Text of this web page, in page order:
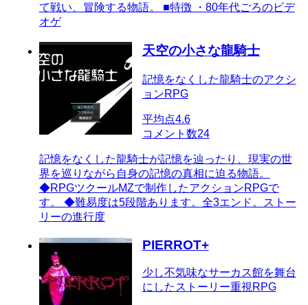
て戦い、冒険する物語。 ■特徴 ・80年代ごろのビデ
オゲ
天空の小さな龍騎士
記憶をなくした龍騎士のアクシ
ョンRPG
平均点4.6
コメント数24
記憶をなくした龍騎士が記憶を辿ったり、現実の世
界を巡りながら自身の記憶の真相に迫る物語。
◆RPGツクールMZで制作したアクションRPGで
す。 ◆難易度は5段階あります。全3エンド。ストー
リーの進行度
PIERROT+
少し不気味なサーカス館を舞台
にしたストーリー重視RPG